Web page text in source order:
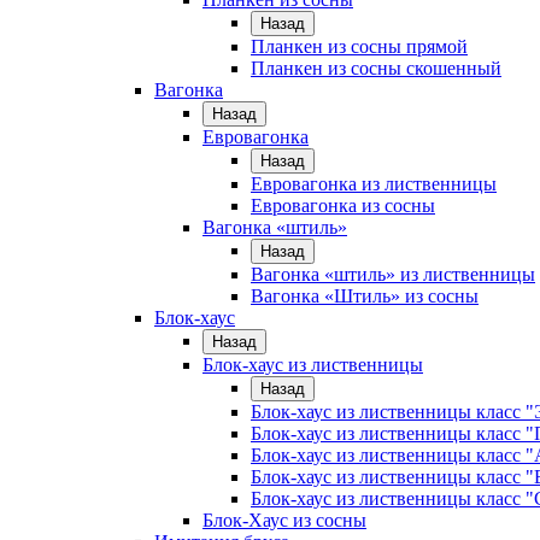
Назад
Планкен из сосны прямой
Планкен из сосны скошенный
Вагонка
Назад
Евровагонка
Назад
Евровагонка из лиственницы
Евровагонка из сосны
Вагонка «штиль»
Назад
Вагонка «штиль» из лиственницы
Вагонка «Штиль» из сосны
Блок-хаус
Назад
Блок-хаус из лиственницы
Назад
Блок-хаус из лиственницы класс
Блок-хаус из лиственницы класс
Блок-хаус из лиственницы класс
Блок-хаус из лиственницы класс
Блок-хаус из лиственницы класс
Блок-Хаус из сосны